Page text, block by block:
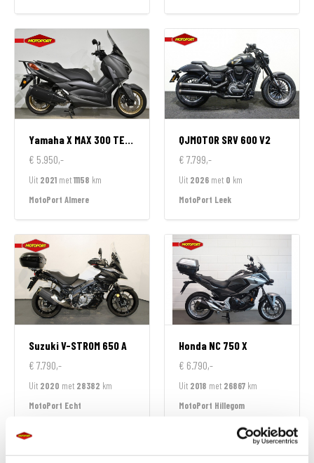
YamahaX MAX 300 TECH MAX
€ 5.950,-
Uit 2021 met11158 km
MotoPort Almere
QJMOTOR SRV 600 V2
€ 7.799,-
Uit 2026 met 0 km
MotoPort Leek
SuzukiV-STROM 650 A
€ 7.790,-
Uit 2020 met 28382 km
MotoPort Echt
Honda NC 750 X
€ 6.790,-
Uit 2018 met 26867 km
MotoPort Hillegom